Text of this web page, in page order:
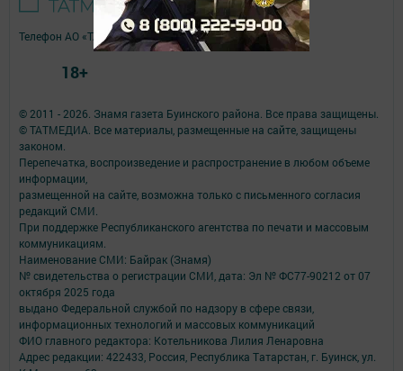
© 2011 - 2026. Знамя газета Буинского района. Все права защищены.
© ТАТМЕДИА. Все материалы, размещенные на сайте, защищены
законом.
Перепечатка, воспроизведение и распространение в любом объеме
информации,
размещенной на сайте, возможна только с письменного согласия
редакций СМИ.
При поддержке Республиканского агентства по печати и массовым
коммуникациям.
Наименование СМИ: Байрак (Знамя)
№ свидетельства о регистрации СМИ, дата: Эл № ФС77-90212 от 07
октября 2025 года
выдано Федеральной службой по надзору в сфере связи,
информационных технологий и массовых коммуникаций
ФИО главного редактора: Котельникова Лилия Ленаровна
Адрес редакции: 422433, Россия, Республика Татарстан, г. Буинск, ул.
Телефон АО «ТАТМЕДИА»:(843) 222 09 84
18+